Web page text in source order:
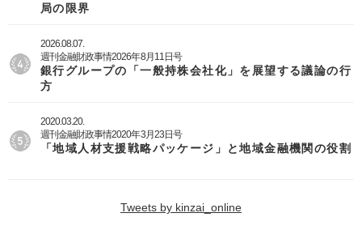
局の限界
2026.08.07.
週刊金融財政事情2026年8月11日号
銀行グループの「一般持株会社化」を展望する議論の行
方
2020.03.20.
週刊金融財政事情2020年3月23日号
「地域人材支援戦略パッケージ」と地域金融機関の役割
Tweets by kinzai_online